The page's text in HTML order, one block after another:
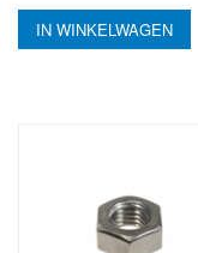
IN WINKELWAGEN